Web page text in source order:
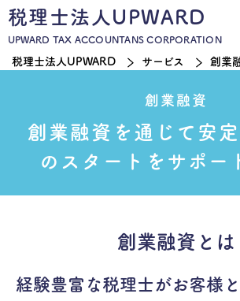
税理士法人UPWARD
UPWARD TAX ACCOUNTANS CORPORATION
税理士法人UPWARD サービス 創業
創業融資
創業融資を通じて安
のスタートをサポー
創業融資とは
経験豊富な税理士がお客様